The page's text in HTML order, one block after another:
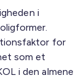
i
for
som et
i den almene